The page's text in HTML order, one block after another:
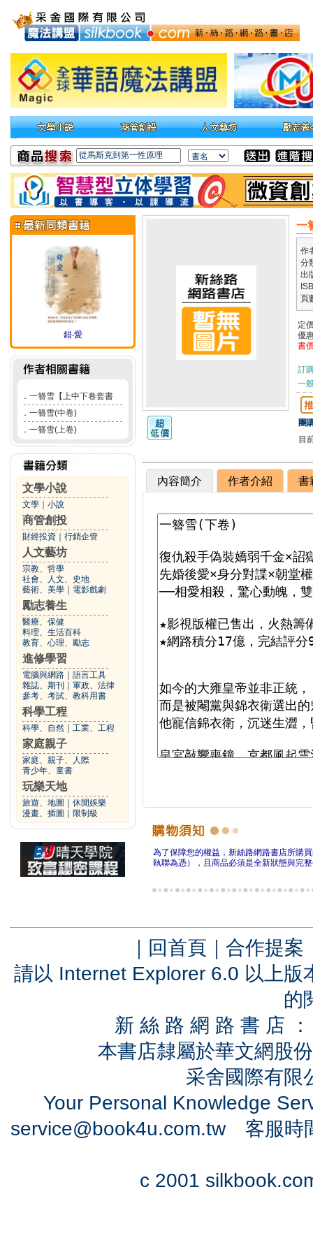
錯‧愛
． 一簪雪【上中下卷套書
． 一簪雪(中卷)
． 一簪雪(上卷)
文學小說
文學 小說
商管創投
財經投資 行銷企管
人文藝坊
宗教、哲學
社會、人文、史地
藝術、美學
電影戲劇
勵志養生
醫療、保健
料理、生活百科
教育、心理、勵志
進修學習
電腦與網路
語言工具
雜誌、期刊
軍政、法律
參考、考試、教科用書
科學工程
科學、自然 工業、工程
家庭親子
家庭、親子、人際
青少年、童書
玩樂天地
旅遊、地圖
休閒娛樂
漫畫、插圖
限制級
一
作
分
出
頁
定
優
書
訂
一
團
目
內容簡介 作者介紹 書
為了保障您的權益，新絲路網路書店所購
執聯為憑），且商品必須是全新狀態與完
｜ 回首頁 ｜ 合作提案
請以 Internet Explorer 6.0 以上
的
新 絲 路 網 路 書 店
本書店隸屬於華文網股
采舍國際有
Your Personal Knowledge
service@book4u.com.tw客服時
c 2001